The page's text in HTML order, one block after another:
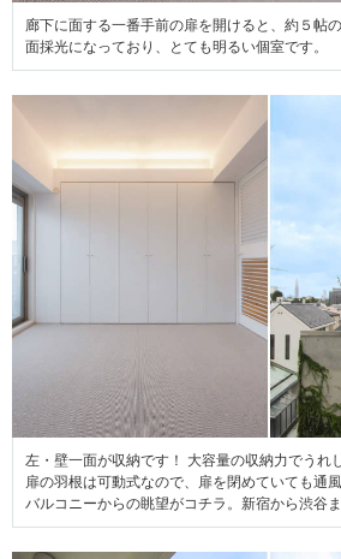
廊下に面する一番手前の扉を開けると、約５帖
面採光になっており、とても明るい個室です。
左・壁一面が収納です！ 大容量の収納力でうれ
扉の羽根は可動式なので、扉を閉めていても通
バルコニーからの眺望がコチラ。新宿から渋谷